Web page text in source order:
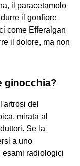
il paracetamolo
il gonfiore
come Efferalgan
il dolore, ma non
ginocchia?
del
mirata al
Se la
a uno
esami radiologici